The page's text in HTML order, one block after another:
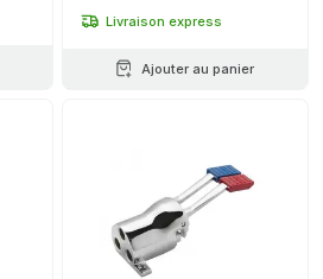
Livraison express
Ajouter au panier